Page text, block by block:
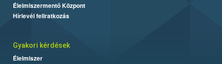
Élelmiszermentő Központ
Hírlevél feliratkozás
Gyakori kérdések
Élelmiszer